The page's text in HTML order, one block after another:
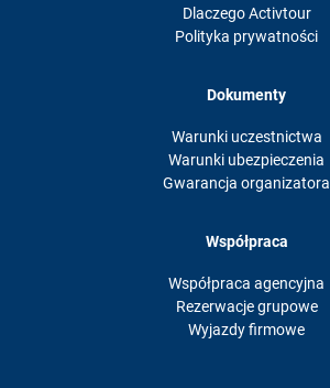
Dlaczego Activtour
Polityka prywatności
Dokumenty
Warunki uczestnictwa
Warunki ubezpieczenia
Gwarancja organizatora
Współpraca
Współpraca agencyjna
Rezerwacje grupowe
Wyjazdy firmowe